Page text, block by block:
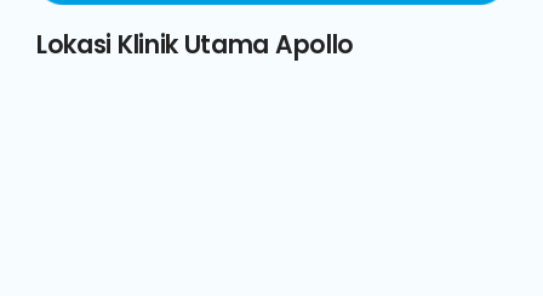
Lokasi Klinik Utama Apollo